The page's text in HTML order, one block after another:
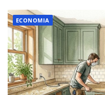
ECONOMIA